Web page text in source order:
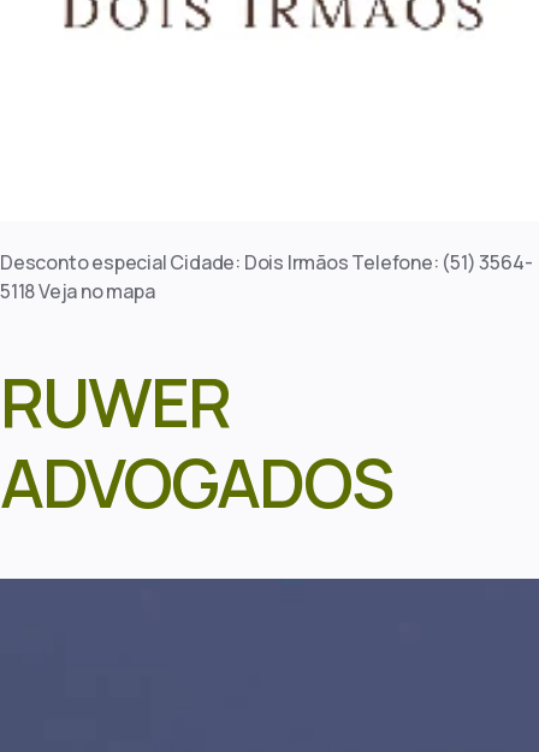
Desconto especial Cidade: Dois Irmãos Telefone: (51) 3564-
5118 Veja no mapa
RUWER
ADVOGADOS